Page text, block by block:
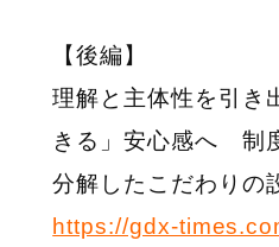
【後編】
理解と主体性を引き
きる」安心感へ 制
分解したこだわりの
https://gdx-